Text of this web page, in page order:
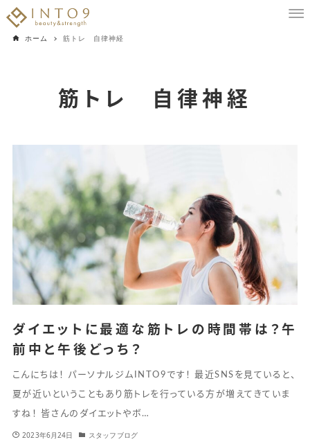
ホーム 筋トレ 自律神経
筋トレ 自律神経
ダイエットに最適な筋トレの時間帯は？午
前中と午後どっち？
こんにちは！ パーソナルジムINTO9です！ 最近SNSを見ていると、
夏が近いということもあり筋トレを行っている方が増えてきていま
すね！ 皆さんのダイエットやボ…
2023年6月24日 スタッフブログ